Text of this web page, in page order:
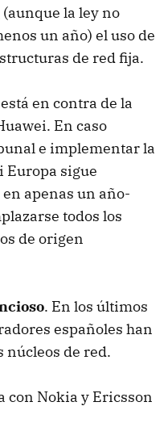
(aunque la ley no
un año) el uso de
de red fija.
en contra de la
En caso
e implementar la
Europa sigue
apenas un año-
todos los
de origen
. En los últimos
españoles han
núcleos de red.
con Nokia y Ericsson